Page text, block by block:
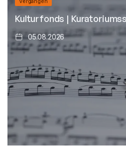
Kulturfonds |
05.08.2026